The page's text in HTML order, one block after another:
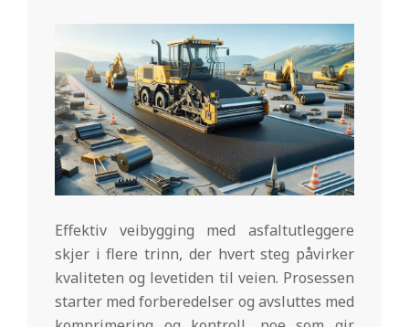
Effektiv veibygging med asfaltutleggere
skjer i flere trinn, der hvert steg påvirker
kvaliteten og levetiden til veien. Prosessen
starter med forberedelser og avsluttes med